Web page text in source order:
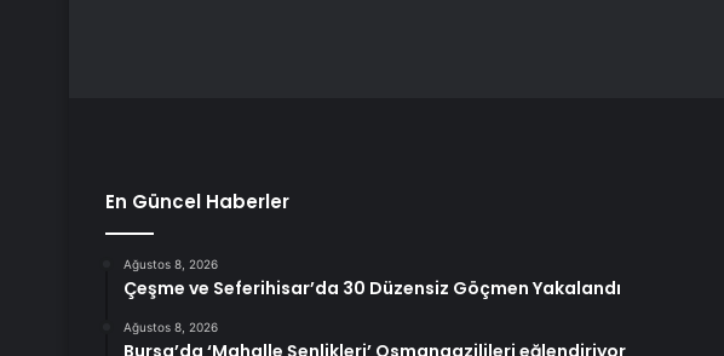
En Güncel Haberler
Ağustos 8, 2026
Çeşme ve Seferihisar’da 30 Düzensiz Göçmen Yakalandı
Ağustos 8, 2026